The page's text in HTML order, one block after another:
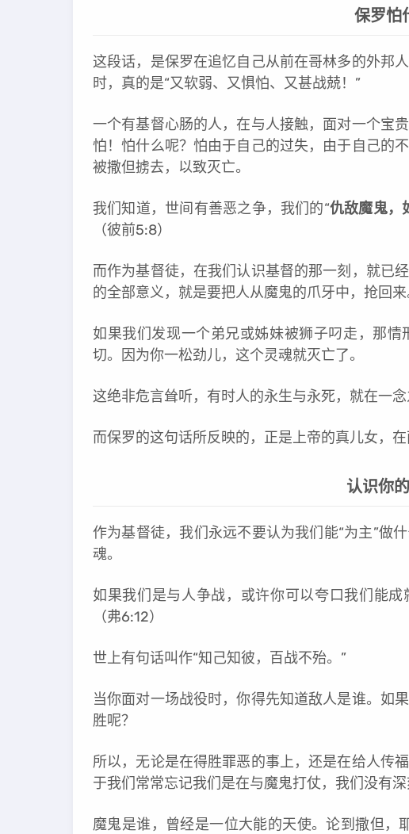
保罗怕
这段话，是保罗在追忆自己从前在哥林多的外邦
时，真的是“又软弱、又惧怕、又甚战兢！”
一个有基督心肠的人，在与人接触，面对一个宝
怕！怕什么呢？怕由于自己的过失，由于自己的
被撒但掳去，以致灭亡。
我们知道，世间有善恶之争，我们的“仇敌魔鬼，
（彼前5:8）
而作为基督徒，在我们认识基督的那一刻，就已
的全部意义，就是要把人从魔鬼的爪牙中，抢回来
如果我们发现一个弟兄或姊妹被狮子叼走，那
切。因为你一松劲儿，这个灵魂就灭亡了。
这绝非危言耸听，有时人的永生与永死，就在一念
而保罗的这句话所反映的，正是上帝的真儿女，在
认识你的
作为基督徒，我们永远不要认为我们能“为主”做
魂。
如果我们是与人争战，或许你可以夸口我们能成
（弗6:12）
世上有句话叫作“知己知彼，百战不殆。”
当你面对一场战役时，你得先知道敌人是谁。如
胜呢？
所以，无论是在得胜罪恶的事上，还是在给人传
于我们常常忘记我们是在与魔鬼打仗，我们没有深
魔鬼是谁，曾经是一位大能的天使。论到撒但，